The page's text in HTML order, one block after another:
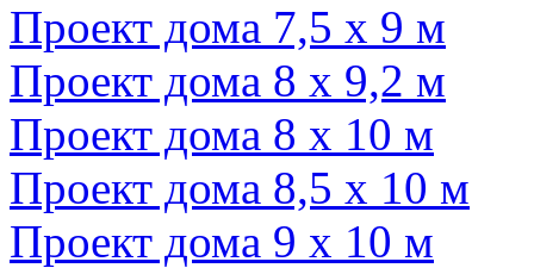
Проект дома 7,5 х 9 м
Проект дома 8 х 9,2 м
Проект дома 8 х 10 м
Проект дома 8,5 х 10 м
Проект дома 9 х 10 м